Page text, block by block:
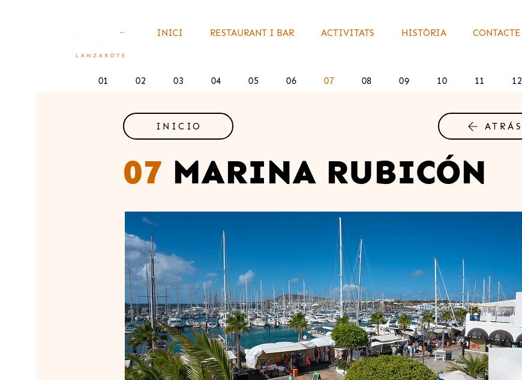
INICI RESTAURANT I BAR ACTIVITATS HISTÒRIA CONTACTE
01 02 03 04 05 06 07 08 09 10 11 12
INICIO ATRÁS
07 MARINA RUBICÓN